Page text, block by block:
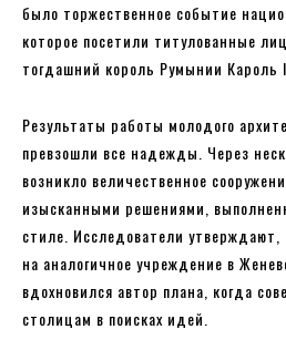
было торжественное событие
которое посетили титулованные
тогдашний король Румынии Кароль
Результаты работы молодого
превзошли все надежды. Через
возникло величественное
изысканными решениями,
стиле. Исследователи
на аналогичное учреждение в
вдохновился автор плана, когда
столицам в поисках идей.